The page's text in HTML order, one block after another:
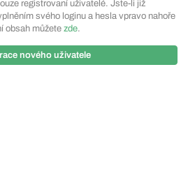
registrovaní uživatelé. Jste-li již
svého loginu a hesla vpravo nahoře
obsah můžete zde.
nového uživatele